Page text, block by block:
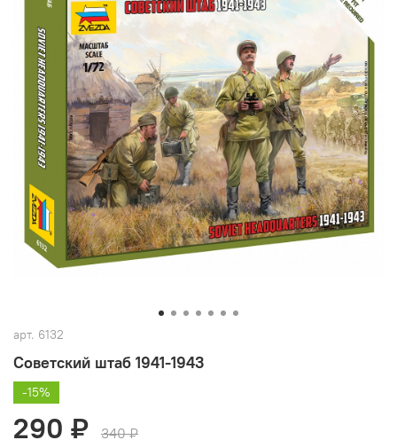
арт. 6132
Советский штаб 1941-1943
-15%
290 ₽
340 ₽